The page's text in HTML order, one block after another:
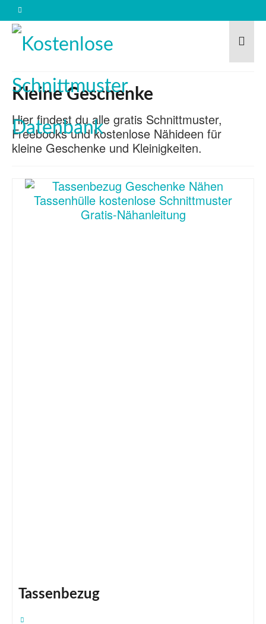
Kleine Geschenke
Hier findest du alle gratis Schnittmuster,
Freebooks und kostenlose Nähideen für
kleine Geschenke und Kleinigkeiten.
Tassenbezug